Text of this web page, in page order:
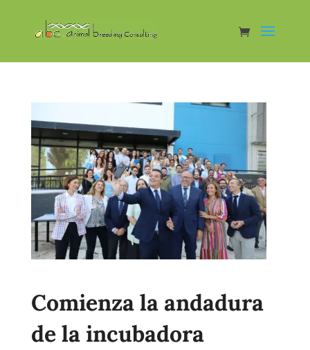
Comienza la andadura
de la incubadora